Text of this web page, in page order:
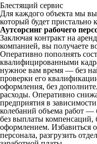
Блестящий сервис
Для каждого объекта мы
который будет пристально
Аутсорсинг рабочего
Заключая контракт на
компанией, вы получаете
Оперативно пополнять
квалифицированными
нужное вам время — без
проверки его
оформления, без
расходы. Оперативно
предприятия в
колебаний объема работ —
без выплаты компенсаций,
оформлением. Избавиться
персонала, разгрузить